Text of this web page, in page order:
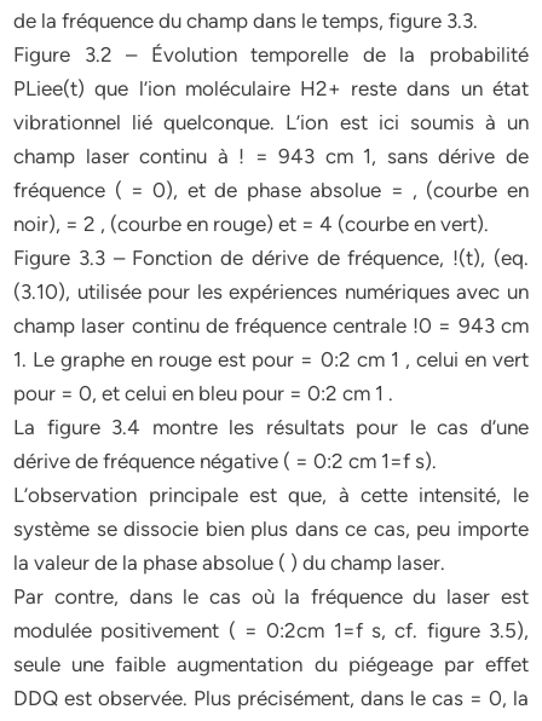
de la fréquence du champ dans le temps, figure 3.3.
Figure 3.2 – Évolution temporelle de la probabilité
PLiee(t) que l’ion moléculaire H2+ reste dans un état
vibrationnel lié quelconque. L’ion est ici soumis à un
champ laser continu à ! = 943 cm 1, sans dérive de
fréquence ( = 0), et de phase absolue = , (courbe en
noir), = 2 , (courbe en rouge) et = 4 (courbe en vert).
Figure 3.3 – Fonction de dérive de fréquence, !(t), (eq.
(3.10), utilisée pour les expériences numériques avec un
champ laser continu de fréquence centrale !0 = 943 cm
1. Le graphe en rouge est pour = 0:2 cm 1 , celui en vert
pour = 0, et celui en bleu pour = 0:2 cm 1 .
La figure 3.4 montre les résultats pour le cas d’une
dérive de fréquence négative ( = 0:2 cm 1=f s).
L’observation principale est que, à cette intensité, le
système se dissocie bien plus dans ce cas, peu importe
la valeur de la phase absolue ( ) du champ laser.
Par contre, dans le cas où la fréquence du laser est
modulée positivement ( = 0:2cm 1=f s, cf. figure 3.5),
seule une faible augmentation du piégeage par eﬀet
DDQ est observée. Plus précisément, dans le cas = 0, la